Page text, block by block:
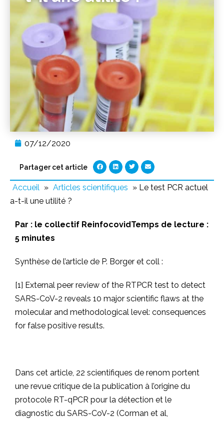
07/12/2020
Partager cet article
Accueil » Articles scientifiques » Le test PCR actuel
a-t-il une utilité ?
Par : le collectif ReinfocovidTemps de lecture :
5 minutes
Synthèse de l’article de P. Borger et coll :
[1] External peer review of the RTPCR test to detect
SARS-CoV-2 reveals 10 major scientific flaws at the
molecular and methodological level: consequences
for false positive results.
Dans cet article, 22 scientifiques de renom portent
une revue critique de la publication à l’origine du
protocole RT-qPCR pour la détection et le
diagnostic du SARS-CoV-2 (Corman et al,